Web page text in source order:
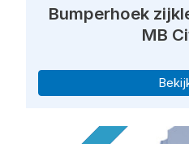
Bumperhoek
MB